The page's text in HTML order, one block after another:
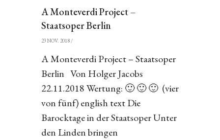
A Monteverdi Project –
Staatsoper Berlin
23 NOV. 2018/
A Monteverdi Project – Staatsoper
Berlin Von Holger Jacobs
22.11.2018 Wertung: 🙂 🙂 🙂 (vier
von fünf) english text Die
Barocktage in der Staatsoper Unter
den Linden bringen